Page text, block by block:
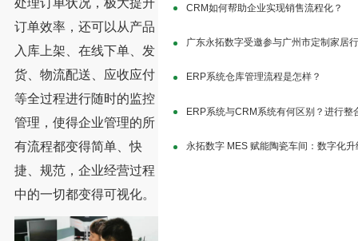
订单效率，还可以从产品
入库上架、在线下单、发
货、物流配送、应收应付
等全过程进行随时的监控
管理，使得企业管理的所
有流程都变得简单、快
捷、规范，企业经营过程
中的一切都变得可视化。
CRM如何帮助企业实现销售流程化？
广东永拓数字受邀参与广州市定制家居
ERP系统仓库管理流程是怎样？
ERP系统与CRM系统有何区别？进行整
永拓数字 MES 赋能陶瓷车间：数字化